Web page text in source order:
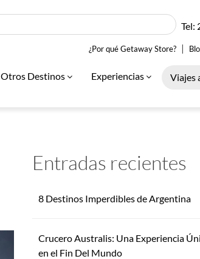
Tel:
¿Por qué Getaway Store? |
Otros Destinos Experiencias Viajes
Entradas recientes
8 Destinos Imperdibles de Argentina
Crucero Australis: Una Experiencia
en el Fin Del Mundo